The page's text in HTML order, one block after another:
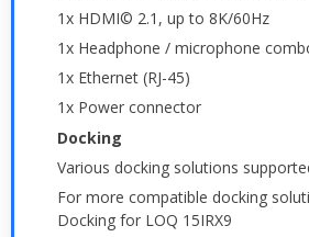
1x HDMI© 2.1, up to 8K/60Hz
1x Headphone / microphone
1x Ethernet (RJ-45)
1x Power connector
Docking
Various docking solutions
For more compatible docking
Docking for LOQ 15IRX9